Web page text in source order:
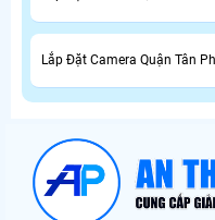
Lắp Đặt Camera Quận Tân